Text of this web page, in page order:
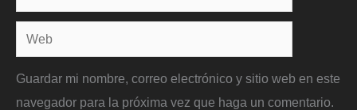
electrónico*
Web
Guardar mi nombre, correo electrónico y sitio web en este
navegador para la próxima vez que haga un comentario.